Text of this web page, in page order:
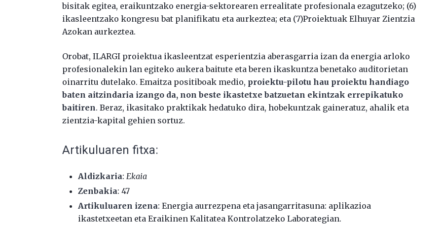
bisitak egitea, eraikuntzako energia-sektorearen errealitate profesionala ezagutzeko; (6)
ikasleentzako kongresu bat planifikatu eta aurkeztea; eta (7)Proiektuak Elhuyar Zientzia
Azokan aurkeztea.
Orobat, ILARGI proiektua ikasleentzat esperientzia aberasgarria izan da energia arloko
profesionalekin lan egiteko aukera baitute eta beren ikaskuntza benetako auditorietan
oinarritu dutelako. Emaitza positiboak medio, proiektu-pilotu hau proiektu handiago
baten aitzindaria izango da, non beste ikastetxe batzuetan ekintzak errepikatuko
baitiren. Beraz, ikasitako praktikak hedatuko dira, hobekuntzak gaineratuz, ahalik eta
zientzia-kapital gehien sortuz.
Artikuluaren fitxa:
Aldizkaria: Ekaia
Zenbakia: 47
Artikuluaren izena: Energia aurrezpena eta jasangarritasuna: aplikazioa
ikastetxeetan eta Eraikinen Kalitatea Kontrolatzeko Laborategian.